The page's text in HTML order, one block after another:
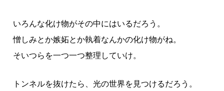
いろんな化け物がその中にはいるだろう。
憎しみとか嫉妬とか執着なんかの化け物がね。
そいつらを一つ一つ整理していけ。
トンネルを抜けたら、光の世界を見つけるだろう。